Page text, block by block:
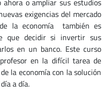
o ampliar sus estudios
exigencias del mercado
la economía también es
que decidir si invertir sus
en un banco. Este curso
en la difícil tarea de
la economía con la solución
a día.